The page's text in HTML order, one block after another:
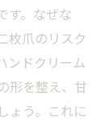
す。なぜな
枚爪のリスク
ンドクリーム
形を整え、甘
ょう。これに